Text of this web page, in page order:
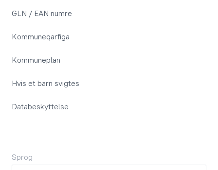
GLN / EAN numre
Kommuneqarfiga
Kommuneplan
Hvis et barn svigtes
Databeskyttelse
Sprog
Sprog